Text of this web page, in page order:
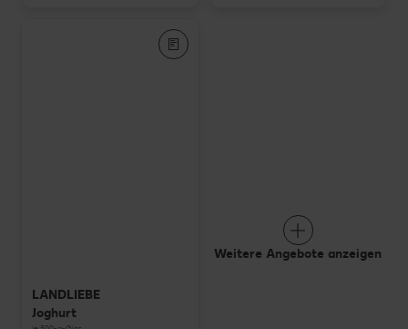
LANDLIEBE
Joghurt
Weitere Angebote anzeigen